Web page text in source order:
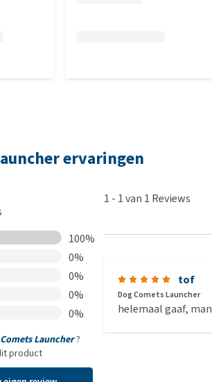
ervaringen
100%
0%
0%
0%
0%
Launcher?
product
1 - 1van 1 Reviews
tof
Dog Comets Launcher
helemaal gaaf, man